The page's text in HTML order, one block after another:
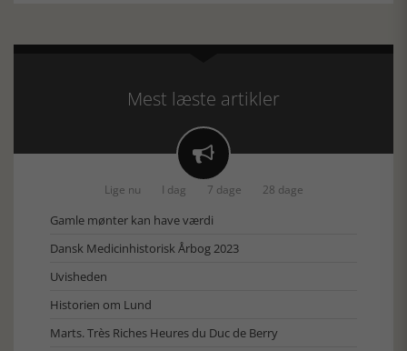
Mest læste artikler

Lige nu I dag 7 dage 28 dage
Gamle mønter kan have værdi
Dansk Medicinhistorisk Årbog 2023
Uvisheden
Historien om Lund
Marts. Très Riches Heures du Duc de Berry